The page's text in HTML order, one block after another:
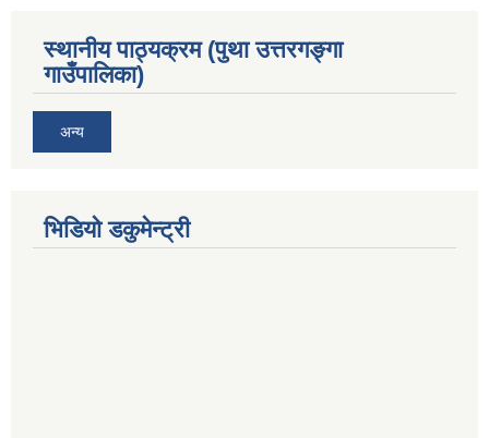
स्थानीय पाठ्यक्रम (पुथा उत्तरगङ्गा
गाउँपालिका)
अन्य
भिडियो डकुमेन्ट्री